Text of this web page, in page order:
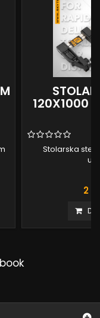
120X1000
Stolarska
2